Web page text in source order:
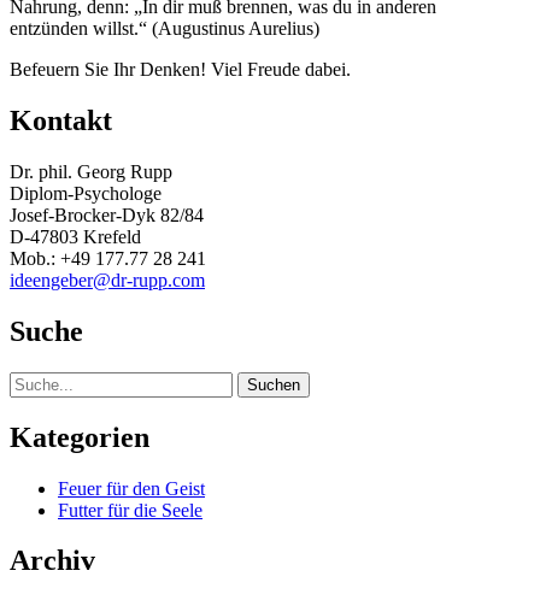
Nahrung, denn: „In dir muß brennen, was du in anderen
entzünden willst.“ (Augustinus Aurelius)
Befeuern Sie Ihr Denken! Viel Freude dabei.
Kontakt
Dr. phil. Georg Rupp
Diplom-Psychologe
Josef-Brocker-Dyk 82/84
D-47803 Krefeld
Mob.: +49 177.77 28 241
ideengeber@dr-rupp.com
Suche
Suche
Kategorien
Feuer für den Geist
Futter für die Seele
Archiv